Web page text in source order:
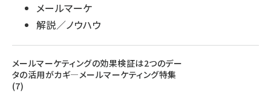
メールマーケ
解説／ノウハウ
メールマーケティングの効果検証は2つのデー
タの活用がカギ―メールマーケティング特集
(7)